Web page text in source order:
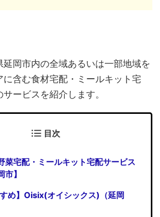
延岡市内の全域あるいは一部地域を
に含む食材宅配・ミールキット宅
ービスを紹介します。
目次
菜宅配・ミールキット宅配サービス
市】
すめ】Oisix(オイシックス)（延岡